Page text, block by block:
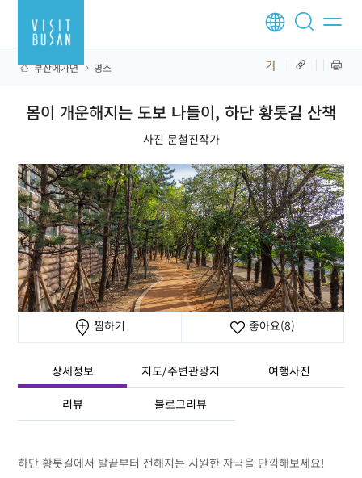
부산에가면 명소
몸이 개운해지는 도보 나들이, 하단 황톳길 산책
사진 문철진작가
찜하기 좋아요(8)
상세정보 지도/주변관광지 여행사진
리뷰 블로그리뷰
하단 황톳길에서 발끝부터 전해지는 시원한 자극을 만끽해보세요!